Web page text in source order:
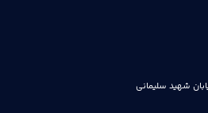
شهید سلیمانی